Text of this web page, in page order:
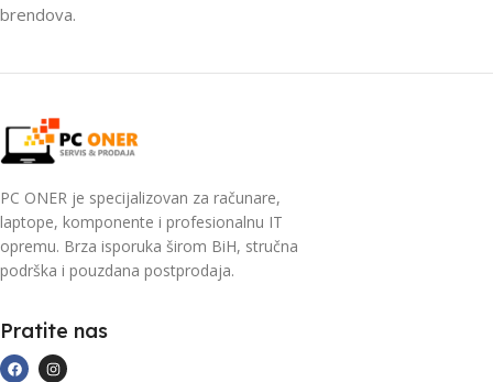
brendova.
PC ONER je specijalizovan za računare,
laptope, komponente i profesionalnu IT
opremu. Brza isporuka širom BiH, stručna
podrška i pouzdana postprodaja.
Pratite nas